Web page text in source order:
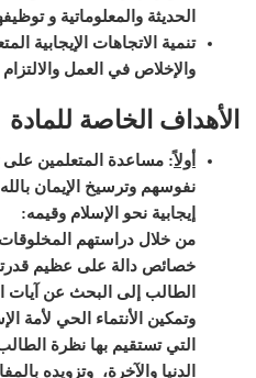
الحديثة والمعلوماتية و
تنمية الاتجاهات الإيجابية
والإخلاص في العمل والالتزام
الأهداف الخاصة للمادة
أولاً: مساعدة المتعلمين على
نفوسهم وترسيخ الإيمان
إيجابية نحو الإسلام وقيمه:
من خلال دراستهم المخلوقات
خصائص دالة على عظيم
الطالب إلى البحث عن آيات
وتمكين الأنتماء الحي لأمة
التي تستقيم بها نظرة
الدنيا والآخرة، وتزويده